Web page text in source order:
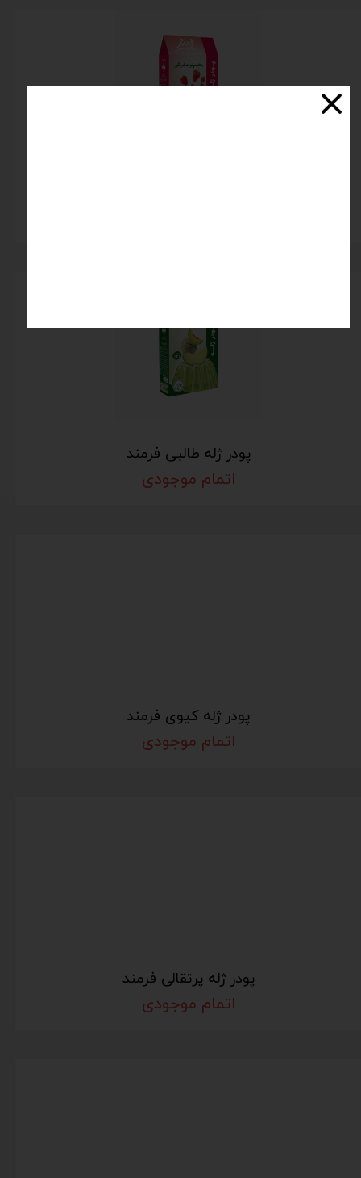
پودر ژله طالبی فرمند
اتمام موجودی
پودر ژله کیوی فرمند
اتمام موجودی
پودر ژله پرتقالی فرمند
اتمام موجودی